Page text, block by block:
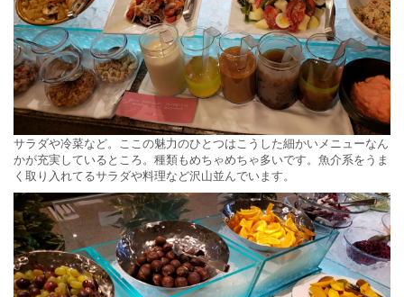
サラダや冷菜など。ここの魅力のひとつはこうした細かいメニューなん
かが充実しているところ。種類もめちゃめちゃ多いです。魚介系をうま
く取り入れてるサラダや料理など沢山並んでいます。